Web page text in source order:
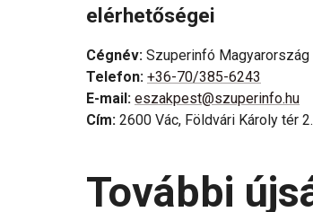
elérhetőségei
Cégnév: Szuperinfó
Telefon: +36-70/385-6243
E-mail: eszakpest@szuperinfo.hu
Cím: 2600 Vác, Földvári Károly tér 2.
További